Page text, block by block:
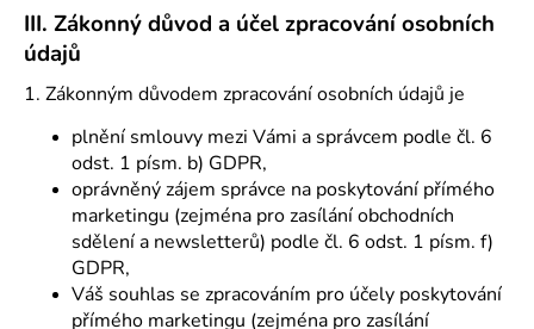
III. Zákonný důvod a účel zpracování osobních
údajů
1. Zákonným důvodem zpracování osobních údajů je
plnění smlouvy mezi Vámi a správcem podle čl. 6
odst. 1 písm. b) GDPR,
oprávněný zájem správce na poskytování přímého
marketingu (zejména pro zasílání obchodních
sdělení a newsletterů) podle čl. 6 odst. 1 písm. f)
GDPR,
Váš souhlas se zpracováním pro účely poskytování
přímého marketingu (zejména pro zasílání